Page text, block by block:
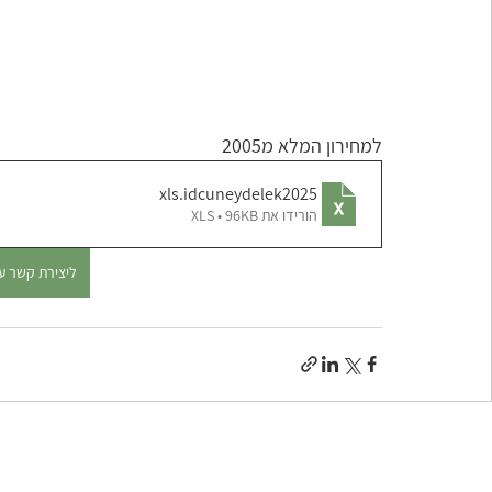
למחירון המלא מ2005
idcuneydelek2025
.xls
הורידו את XLS • 96KB
ליצירת קשר